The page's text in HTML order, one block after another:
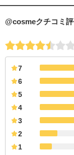
@cosmeクチコミ
7
6
5
4
3
2
1